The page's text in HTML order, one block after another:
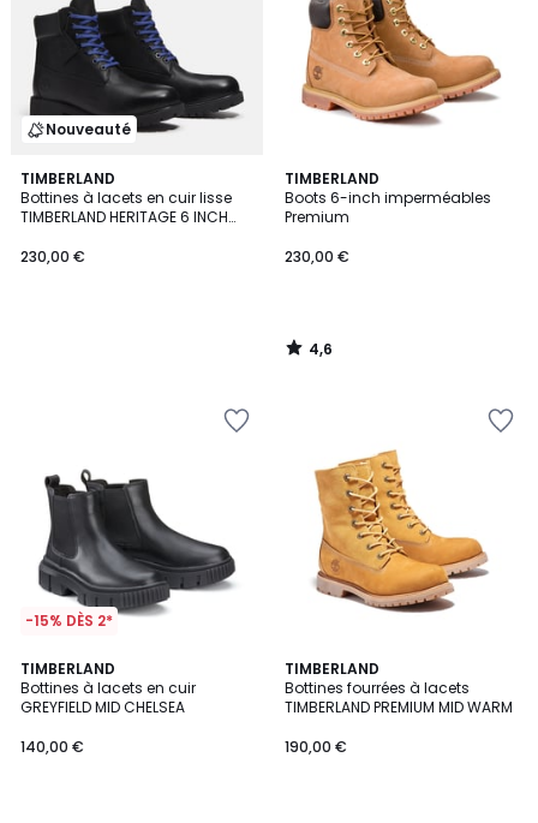
Nouveauté
TIMBERLAND
Bottines à lacets en cuir lisse
TIMBERLAND HERITAGE 6 INCH
230,00 €
TIMBERLAND
Boots 6-inch imperméables
Premium
230,00 €
4,6
/ 5
4,6
/
-15% DÈS 2*
TIMBERLAND
Bottines à lacets en cuir
GREYFIELD MID CHELSEA
140,00 €
4,8
/ 5
TIMBERLAND
Bottines fourrées à lacets
TIMBERLAND PREMIUM MID WARM
190,00 €
4,6
/ 5